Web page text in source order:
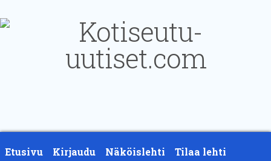
Etusivu Kirjaudu Näköislehti Tilaa lehti